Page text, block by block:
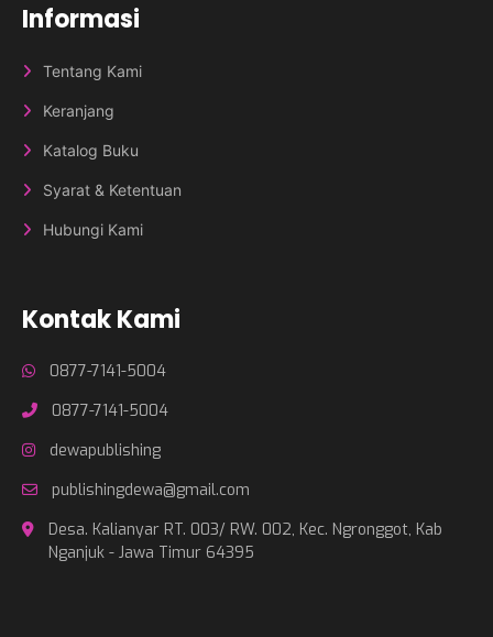
Informasi
Tentang Kami
Keranjang
Katalog Buku
Syarat & Ketentuan
Hubungi Kami
Kontak Kami
0877-7141-5004
0877-7141-5004
dewapublishing
publishingdewa@gmail.com
Desa. Kalianyar RT. 003/ RW. 002, Kec. Ngronggot, Kab
Nganjuk - Jawa Timur 64395